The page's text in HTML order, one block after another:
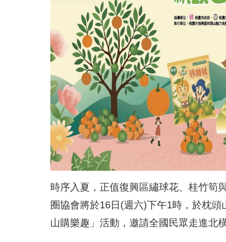
時序入夏，正值復興區繡球花、桂竹筍
圈協會將於16日(週六)下午1時，於枕
山購樂趣」活動，邀請全國民眾走進北